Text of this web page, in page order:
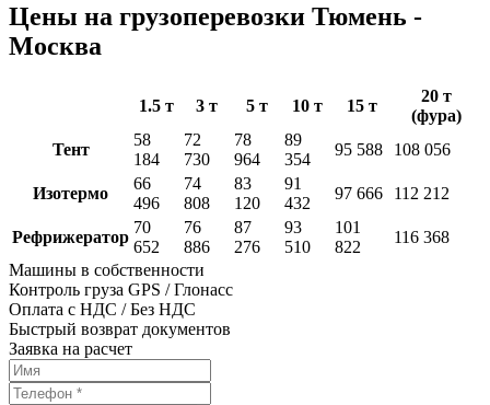
Цены на грузоперевозки Тюмень -
Москва
1.5 т 3 т 5 т 10 т 15 т
20 т
(фура)
Тент
58
184
72
730
78
964
89
354
95 588 108 056
Изотермо
66
496
74
808
83
120
91
432
97 666 112 212
Рефрижератор
70
652
76
886
87
276
93
510
101
822
116 368
Машины в собственности
Контроль груза GPS / Глонасс
Оплата с НДС / Без НДС
Быстрый возврат документов
Заявка на расчет